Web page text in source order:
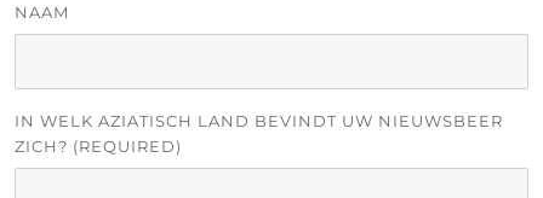
NAAM
IN WELK AZIATISCH LAND BEVINDT UW NIEUWSBEER
ZICH? (REQUIRED)